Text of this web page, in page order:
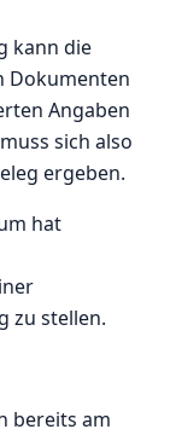
kann die
Dokumenten
Angaben
sich also
ergeben.
hat
zu stellen.
bereits am